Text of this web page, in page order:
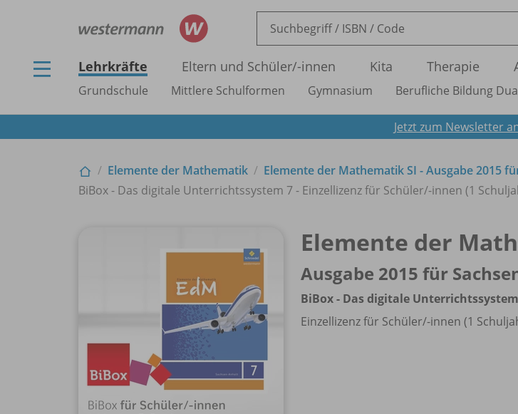
Lehrkräfte Eltern und Schüler/-innen Kita Therapie
Grundschule Mittlere Schulformen Gymnasium Berufliche Bildung
Jetzt zum Newsletter
Elemente der Mathematik
Elemente der Mathematik SI - Ausgabe 2015
BiBox - Das digitale Unterrichtssystem 7 - Einzellizenz für Schüler/-innen (1
Elemente der
Ausgabe 2015 für
BiBox - Das digitale
Einzellizenz für Schüler/-innen (1